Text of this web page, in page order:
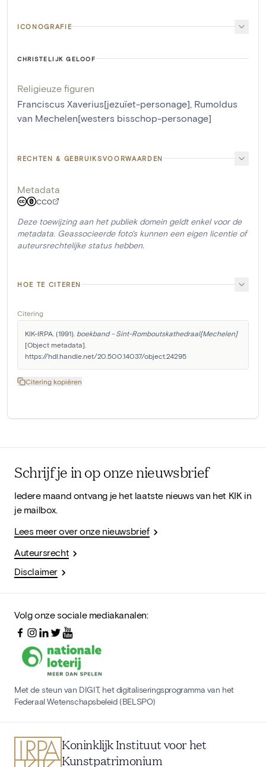
ICONOGRAFIE
CHRISTELIJK GELOOF
Religieuze figuren
Franciscus Xaverius[jezuïet-personage], Rumoldus
van Mechelen[westers bisschop-personage]
RECHTEN & GEBRUIKSVOORWAARDEN
Metadata
CC0
Deze toewijzing aan het publiek domein geldt enkel voor de
metadata. Geassocieerde foto's kunnen een eigen licentie of
auteursrechtelijke status hebben.
HOE TE CITEREN
Citering
KIK-IRPA. (1991). boekband - Sint-Romboutskathedraal[Mechelen]
[Object metadata].
https://hdl.handle.net/20.500.14037/object.24295
Citering kopiëren
Schrijf je in op onze nieuwsbrief
Iedere maand ontvang je het laatste nieuws van het KIK in
je mailbox.
Lees meer over onze nieuwsbrief
Auteursrecht
Disclaimer
Volg onze sociale mediakanalen:
Met de steun van DIGIT, het digitaliseringsprogramma van het
Federaal Wetenschapsbeleid (BELSPO)
Koninklijk Instituut voor het
Kunstpatrimonium